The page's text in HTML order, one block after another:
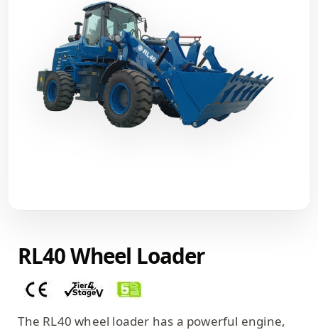
RL40 Wheel Loader
The RL40 wheel loader has a powerful engine,